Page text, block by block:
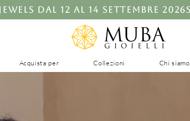
dal 12 al 14 settembre 2026
Acquista per Collezioni Chi siamo